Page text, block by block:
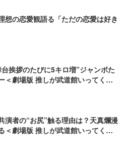
想の恋愛観語る「ただの恋愛は好き
挨拶のたびに5キロ増”ジャンボた
＜劇場版 推しが武道館いってくれ
演者の“お尻”触る理由は？天真爛漫
＜劇場版 推しが武道館いってくれ